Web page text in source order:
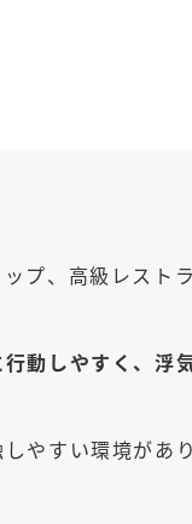
プ、高級レスト
動しやすく、浮
やすい環境があり